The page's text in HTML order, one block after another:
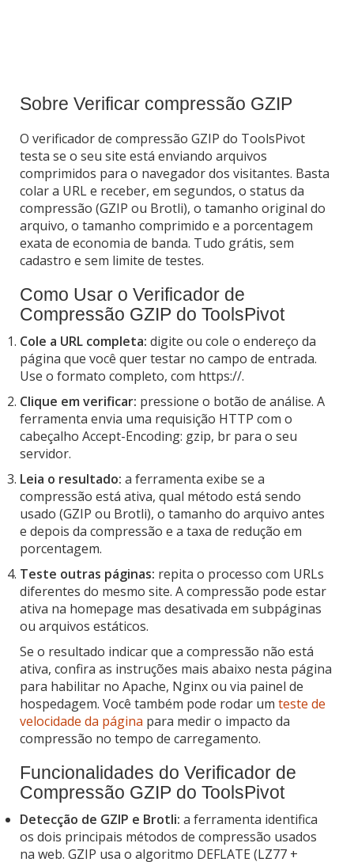
Sobre Verificar compressão GZIP
O verificador de compressão GZIP do ToolsPivot
testa se o seu site está enviando arquivos
comprimidos para o navegador dos visitantes. Basta
colar a URL e receber, em segundos, o status da
compressão (GZIP ou Brotli), o tamanho original do
arquivo, o tamanho comprimido e a porcentagem
exata de economia de banda. Tudo grátis, sem
cadastro e sem limite de testes.
Como Usar o Verificador de
Compressão GZIP do ToolsPivot
Cole a URL completa: digite ou cole o endereço da
página que você quer testar no campo de entrada.
Use o formato completo, com https://.
Clique em verificar: pressione o botão de análise. A
ferramenta envia uma requisição HTTP com o
cabeçalho Accept-Encoding: gzip, br para o seu
servidor.
Leia o resultado: a ferramenta exibe se a
compressão está ativa, qual método está sendo
usado (GZIP ou Brotli), o tamanho do arquivo antes
e depois da compressão e a taxa de redução em
porcentagem.
Teste outras páginas: repita o processo com URLs
diferentes do mesmo site. A compressão pode estar
ativa na homepage mas desativada em subpáginas
ou arquivos estáticos.
Se o resultado indicar que a compressão não está
ativa, confira as instruções mais abaixo nesta página
para habilitar no Apache, Nginx ou via painel de
hospedagem. Você também pode rodar um teste de
velocidade da página para medir o impacto da
compressão no tempo de carregamento.
Funcionalidades do Verificador de
Compressão GZIP do ToolsPivot
Detecção de GZIP e Brotli: a ferramenta identifica
os dois principais métodos de compressão usados
na web. GZIP usa o algoritmo DEFLATE (LZ77 +